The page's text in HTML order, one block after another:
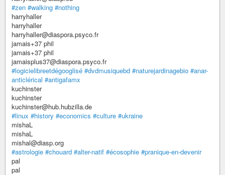
#zen #walking #nothing
harryhaller
harryhaller
harryhaller@diaspora.psyco.fr
jamais+37 phil
jamais+37 phil
jamaisplus37@diaspora.psyco.fr
#logicielibreetdégooglisé #dvdmusiquebd #naturejardinagebio #anar-
anticlérical #antigafamx
kuchinster
kuchinster
kuchinster@hub.hubzilla.de
#linux #history #economics #culture #ukraine
mishaL
mishaL
mishal@diasp.org
#astrologie #chouard #alter-natif #écosophie #pranique-en-devenir
pal
pal